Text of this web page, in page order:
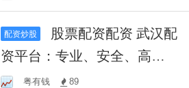
遇
配资炒股
资平台：专业、安全、高效
的资金配对服务，助力投资
粤有钱 89